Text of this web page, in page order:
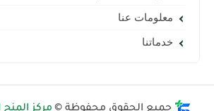
معلومات عنا
خدماتنا